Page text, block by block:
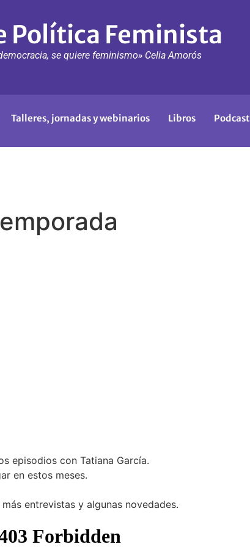
Política Feminista
se quiere feminismo» Celia Amorós
Talleres, jornadas y webinarios Libros
Podcast
episodios con Tatiana García.
en estos meses.
entrevistas y algunas novedades.